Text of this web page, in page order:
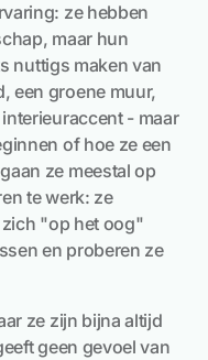
ze hebben
maar hun
nuttigs maken van
een groene muur,
- maar
of hoe ze een
ze meestal op
te werk: ze
"op het oog"
en proberen ze
ze zijn bijna altijd
geen gevoel van